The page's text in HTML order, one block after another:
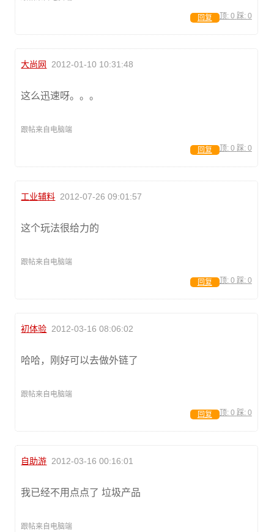
顶: 0 踩: 0
回复
大尚网 2012-01-10 10:31:48
这么迅速呀。。。
跟帖来自电脑端
顶: 0 踩: 0
回复
工业辅料 2012-07-26 09:01:57
这个玩法很给力的
跟帖来自电脑端
顶: 0 踩: 0
回复
初体验 2012-03-16 08:06:02
哈哈，刚好可以去做外链了
跟帖来自电脑端
顶: 0 踩: 0
回复
自助游 2012-03-16 00:16:01
我已经不用点点了 垃圾产品
跟帖来自电脑端